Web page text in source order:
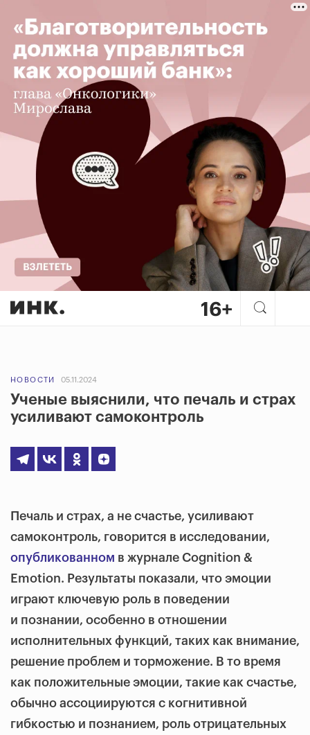
НОВОСТИ 05.11.2024
Ученые выяснили, что печаль и страх
усиливают самоконтроль
Печаль и страх, а не счастье, усиливают
самоконтроль, говорится в исследовании,
опубликованном в журнале Cognition &
Emotion. Результаты показали, что эмоции
играют ключевую роль в поведении
и познании, особенно в отношении
исполнительных функций, таких как внимание,
решение проблем и торможение. В то время
как положительные эмоции, такие как счастье,
обычно ассоциируются с когнитивной
гибкостью и познанием, роль отрицательных